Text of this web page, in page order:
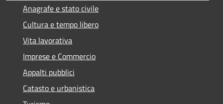
Anagrafe e stato civile
Cultura e tempo libero
Vita lavorativa
Imprese e Commercio
Appalti pubblici
Catasto e urbanistica